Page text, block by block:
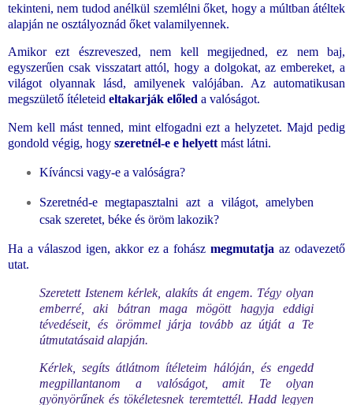
tekinteni, nem tudod anélkül szemlélni őket, hogy a múltban átéltek
alapján ne osztályoznád őket valamilyennek.
Amikor ezt észreveszed, nem kell megijedned, ez nem baj,
egyszerűen csak visszatart attól, hogy a dolgokat, az embereket, a
világot olyannak lásd, amilyenek valójában. Az automatikusan
megszülető ítéleteid eltakarják előled a valóságot.
Nem kell mást tenned, mint elfogadni ezt a helyzetet. Majd pedig
gondold végig, hogy szeretnél-e e helyett mást látni.
Kíváncsi vagy-e a valóságra?
Szeretnéd-e megtapasztalni azt a világot, amelyben
csak szeretet, béke és öröm lakozik?
Ha a válaszod igen, akkor ez a fohászmegmutatja az odavezető
utat.
Szeretett Istenem kérlek, alakíts át engem. Tégy olyan
emberré, aki bátran maga mögött hagyja eddigi
tévedéseit, és örömmel járja tovább az útját a Te
útmutatásaid alapján.
Kérlek, segíts átlátnom ítéleteim hálóján, és engedd
megpillantanom a valóságot, amit Te olyan
gyönyörűnek és tökéletesnek teremtettél. Hadd legyen